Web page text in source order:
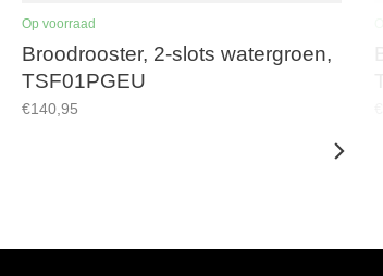
Op voorraad
Broodrooster, 2-slots watergroen,
TSF01PGEU
€140,95